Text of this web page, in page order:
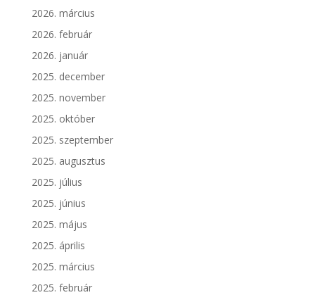
2026. március
2026. február
2026. január
2025. december
2025. november
2025. október
2025. szeptember
2025. augusztus
2025. július
2025. június
2025. május
2025. április
2025. március
2025. február